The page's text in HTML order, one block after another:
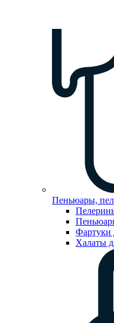
Пеньюары,
Фартуки
Халаты